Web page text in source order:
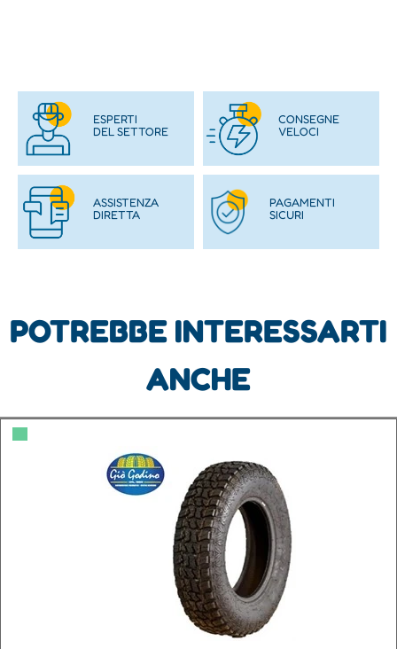
ESPERTI
DEL SETTORE
CONSEGNE
VELOCI
ASSISTENZA
DIRETTA
PAGAMENTI
SICURI
POTREBBE INTERESSARTI
ANCHE
▀